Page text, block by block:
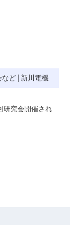
など| 新川電機
研究会開催され